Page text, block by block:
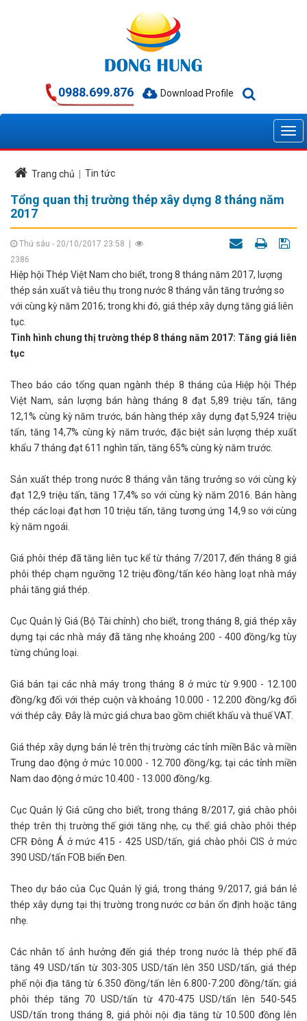
0988.699.876 Download Profile
Trang chủ Tin tức
Tổng quan thị trường thép xây dựng 8 tháng năm
2017
Thứ sáu - 20/10/2017 23:58
2386
Hiệp hội Thép Việt Nam cho biết, trong 8 tháng năm 2017, lượng
thép sản xuất và tiêu thụ trong nước 8 tháng vẫn tăng trưởng so
với cùng kỳ năm 2016; trong khi đó, giá thép xây dựng tăng giá liên
tục.
Tình hình chung thị trường thép 8 tháng năm 2017: Tăng giá liên
tục
Theo báo cáo tổng quan ngành thép 8 tháng của Hiệp hội Thép
Việt Nam, sản lượng bán hàng tháng 8 đạt 5,89 triệu tấn, tăng
12,1% cùng kỳ năm trước, bán hàng thép xây dựng đạt 5,924 triệu
tấn, tăng 14,7% cùng kỳ năm trước, đặc biệt sản lượng thép xuất
khẩu 7 tháng đạt 611 nghìn tấn, tăng 65% cùng kỳ năm trước.
Sản xuất thép trong nước 8 tháng vẫn tăng trưởng so với cùng kỳ
đạt 12,9 triệu tấn, tăng 17,4% so với cùng kỳ năm 2016. Bán hàng
thép các loại đạt hơn 10 triệu tấn, tăng tương ứng 14,9 so với cùng
kỳ năm ngoái.
Giá phôi thép đã tăng liên tục kể từ tháng 7/2017, đến tháng 8 giá
phôi thép chạm ngưỡng 12 triệu đồng/tấn kéo hàng loạt nhà máy
phải tăng giá thép.
Cục Quản lý Giá (Bộ Tài chính) cho biết, trong tháng 8, giá thép xây
dựng tại các nhà máy đã tăng nhẹ khoảng 200 - 400 đồng/kg tùy
từng chủng loại.
Giá bán tại các nhà máy trong tháng 8 ở mức từ 9.900 - 12.100
đồng/kg đối với thép cuộn và khoảng 10.000 - 12.200 đồng/kg đối
với thép cây. Đây là mức giá chưa bao gồm chiết khấu và thuế VAT.
Giá thép xây dựng bán lẻ trên thị trường các tỉnh miền Bắc và miền
Trung dao động ở mức 10.000 - 12.700 đồng/kg; tại các tỉnh miền
Nam dao động ở mức 10.400 - 13.000 đồng/kg.
Cục Quản lý Giá cũng cho biết, trong tháng 8/2017, giá chào phôi
thép trên thị trường thế giới tăng nhẹ, cụ thể: giá chào phôi thép
CFR Đông Á ở mức 415 - 425 USD/tấn, giá chào phôi CIS ở mức
390 USD/tấn FOB biển Đen.
Theo dự báo của Cục Quản lý giá, trong tháng 9/2017, giá bán lẻ
thép xây dựng tại thị trường trong nước cơ bản ổn định hoặc tăng
nhẹ.
Các nhân tố ảnh hưởng đến giá thép trong nước là thép phế đã
tăng 49 USD/tấn từ 303-305 USD/tấn lên 350 USD/tấn, giá thép
phế nội địa tăng từ 6.350 đồng/tấn lên 6.800-7.200 đồng/tấn; giá
phôi thép tăng 70 USD/tấn từ 470-475 USD/tấn lên 540-545
USD/tấn trong tháng 8, giá phôi nội địa tăng từ 10.500 đồng lên